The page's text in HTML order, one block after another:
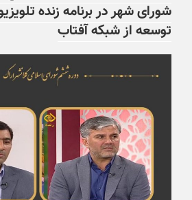
شورای شهر در برنامه زنده
توسعه از شبکه آفتاب